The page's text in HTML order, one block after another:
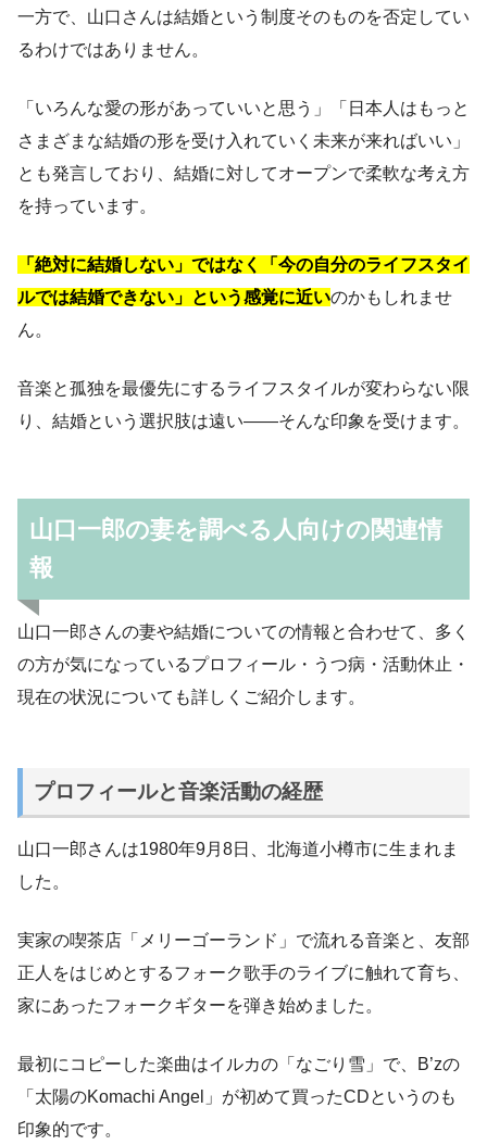
一方で、山口さんは結婚という制度そのものを否定してい
るわけではありません。
「いろんな愛の形があっていいと思う」「日本人はもっと
さまざまな結婚の形を受け入れていく未来が来ればいい」
とも発言しており、結婚に対してオープンで柔軟な考え方
を持っています。
「絶対に結婚しない」ではなく「今の自分のライフスタイ
ルでは結婚できない」という感覚に近いのかもしれませ
ん。
音楽と孤独を最優先にするライフスタイルが変わらない限
り、結婚という選択肢は遠い——そんな印象を受けます。
山口一郎の妻を調べる人向けの関連情
報
山口一郎さんの妻や結婚についての情報と合わせて、多く
の方が気になっているプロフィール・うつ病・活動休止・
現在の状況についても詳しくご紹介します。
プロフィールと音楽活動の経歴
山口一郎さんは1980年9月8日、北海道小樽市に生まれま
した。
実家の喫茶店「メリーゴーランド」で流れる音楽と、友部
正人をはじめとするフォーク歌手のライブに触れて育ち、
家にあったフォークギターを弾き始めました。
最初にコピーした楽曲はイルカの「なごり雪」で、B’zの
「太陽のKomachi Angel」が初めて買ったCDというのも
印象的です。